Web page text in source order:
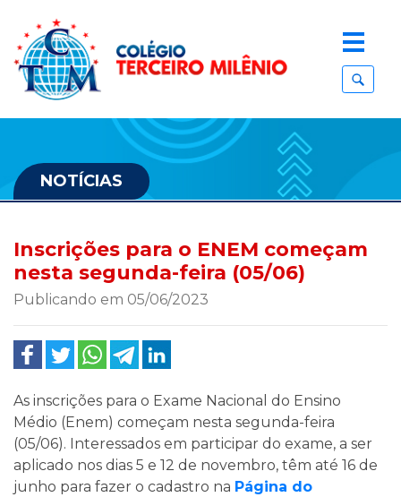
NOTÍCIAS
Inscrições para o ENEM começam
nesta segunda-feira (05/06)
Publicando em 05/06/2023
As inscrições para o Exame Nacional do Ensino
Médio (Enem) começam nesta segunda-feira
(05/06). Interessados em participar do exame, a ser
aplicado nos dias 5 e 12 de novembro, têm até 16 de
junho para fazer o cadastro na Página do